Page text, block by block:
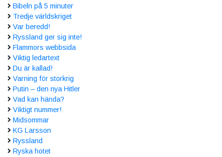
Bibeln på 5 minuter
Tredje världskriget
Var beredd!
Ryssland ger sig inte!
Flammors webbsida
Viktig ledartext
Du är kallad!
Varning för storkrig
Putin – den nya Hitler
Vad kan hända?
Viktigt nummer!
Midsommar
KG Larsson
Ryssland
Ryska hotet